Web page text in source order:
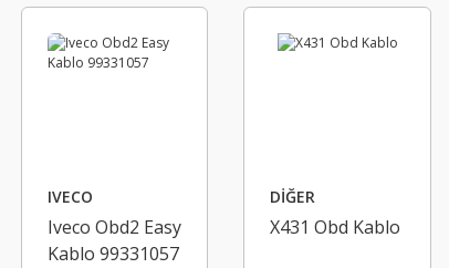
IVECO
Iveco Obd2 Easy
Kablo 99331057
DİĞER
X431 Obd Kablo